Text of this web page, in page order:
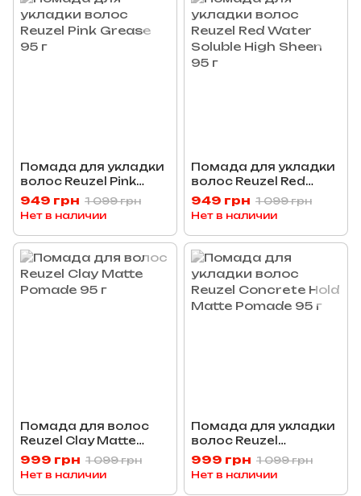
Помада для укладки
волос Reuzel Pink
Grease 95 г
949 грн 1 099 грн
Нет в наличии
Помада для укладки
волос Reuzel Red
Water Soluble High
Sheen 95 г
949 грн 1 099 грн
Нет в наличии
Помада для волос
Reuzel Clay Matte
Pomade 95 г
999 грн 1 099 грн
Нет в наличии
Помада для укладки
волос Reuzel
Concrete Hold Matte
Pomade 95 г
999 грн 1 099 грн
Нет в наличии